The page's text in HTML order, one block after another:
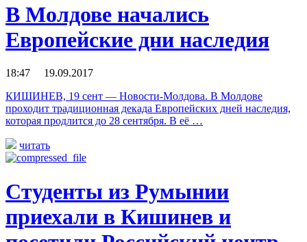
В Молдове начались
Европейские дни наследия
18:47 19.09.2017
КИШИНЕВ, 19 сент — Новости-Молдова. В Молдове
проходит традиционная декада Европейских дней наследия,
которая продлится до 28 сентября. В её …
читать
Студенты из Румынии
приехали в Кишинев и